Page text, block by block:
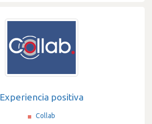
Experiencia positiva
Collab